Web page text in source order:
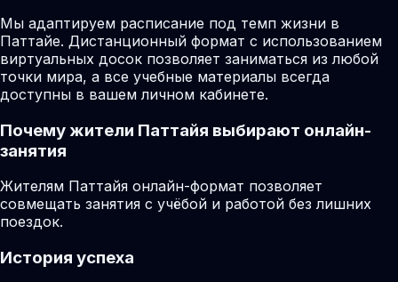
Мы адаптируем расписание под темп жизни в
Паттайе. Дистанционный формат с использованием
виртуальных досок позволяет заниматься из любой
точки мира, а все учебные материалы всегда
доступны в вашем личном кабинете.
Почему жители Паттайя выбирают онлайн-
занятия
Жителям Паттайя онлайн-формат позволяет
совмещать занятия с учёбой и работой без лишних
поездок.
История успеха